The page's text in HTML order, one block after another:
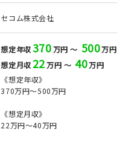
セコム株式会社
想定年収370万円 ～ 500万円
想定月収 22万円 ～ 40万円
《想定年収》
370万円～500万円
《想定月収》
22万円～40万円